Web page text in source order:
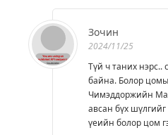
Зочин
2024/11/25
Түй ч таних нэрс..
байна. Болор
Чимэддоржийн
авсан бүх
үеийн болор цом